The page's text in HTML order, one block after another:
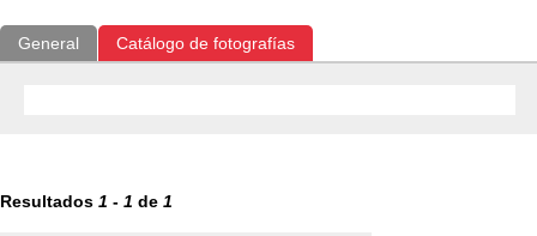
General Catálogo de fotografías
Resultados 1 - 1 de 1